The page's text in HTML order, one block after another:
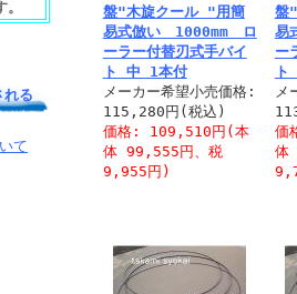
れる
て
盤"木旋クール "用簡
易式倣い 1000mm ロ
ーラー付替刃式手バイ
ト 中 1本付
メーカー希望小売価格:
115,280円(税込)
価格: 109,510円(本
体 99,555円、税
9,955円)
盤
易
ー
メ
価
体